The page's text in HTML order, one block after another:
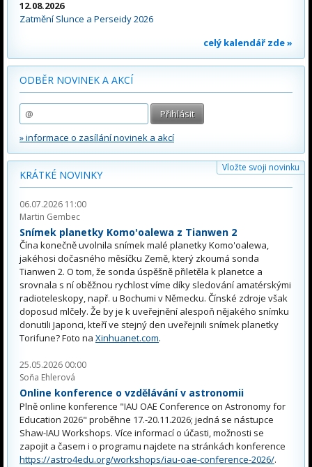
12.08.2026
Zatmění Slunce a Perseidy 2026
celý kalendář zde »
ODBĚR NOVINEK A AKCÍ
» informace o zasílání novinek a akcí
Vložte svoji novinku
KRÁTKÉ NOVINKY
06.07.2026 11:00
Martin Gembec
Snímek planetky Komo'oalewa z Tianwen 2
Čína konečně uvolnila snímek malé planetky Komo'oalewa,
jakéhosi dočasného měsíčku Země, který zkoumá sonda
Tianwen 2. O tom, že sonda úspěšně přiletěla k planetce a
srovnala s ní oběžnou rychlost víme díky sledování amatérskými
radioteleskopy, např. u Bochumi v Německu. Čínské zdroje však
doposud mlčely. Že by je k uveřejnění alespoň nějakého snímku
donutili Japonci, kteří ve stejný den uveřejnili snímek planetky
Torifune? Foto na Xinhuanet.com.
25.05.2026 00:00
Soňa Ehlerová
Online konference o vzdělávání v astronomii
Plně online konference "IAU OAE Conference on Astronomy for
Education 2026" proběhne 17.-20.11.2026; jedná se nástupce
Shaw-IAU Workshops. Více informací o účasti, možnosti se
zapojit a časem i o programu najdete na stránkách konference
https://astro4edu.org/workshops/iau-oae-conference-2026/.